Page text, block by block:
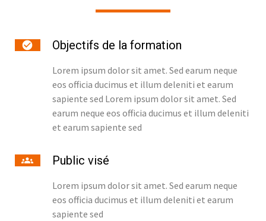
Objectifs de la formation
Lorem ipsum dolor sit amet. Sed earum neque
eos officia ducimus et illum deleniti et earum
sapiente sed Lorem ipsum dolor sit amet. Sed
earum neque eos officia ducimus et illum deleniti
et earum sapiente sed
Public visé
Lorem ipsum dolor sit amet. Sed earum neque
eos officia ducimus et illum deleniti et earum
sapiente sed